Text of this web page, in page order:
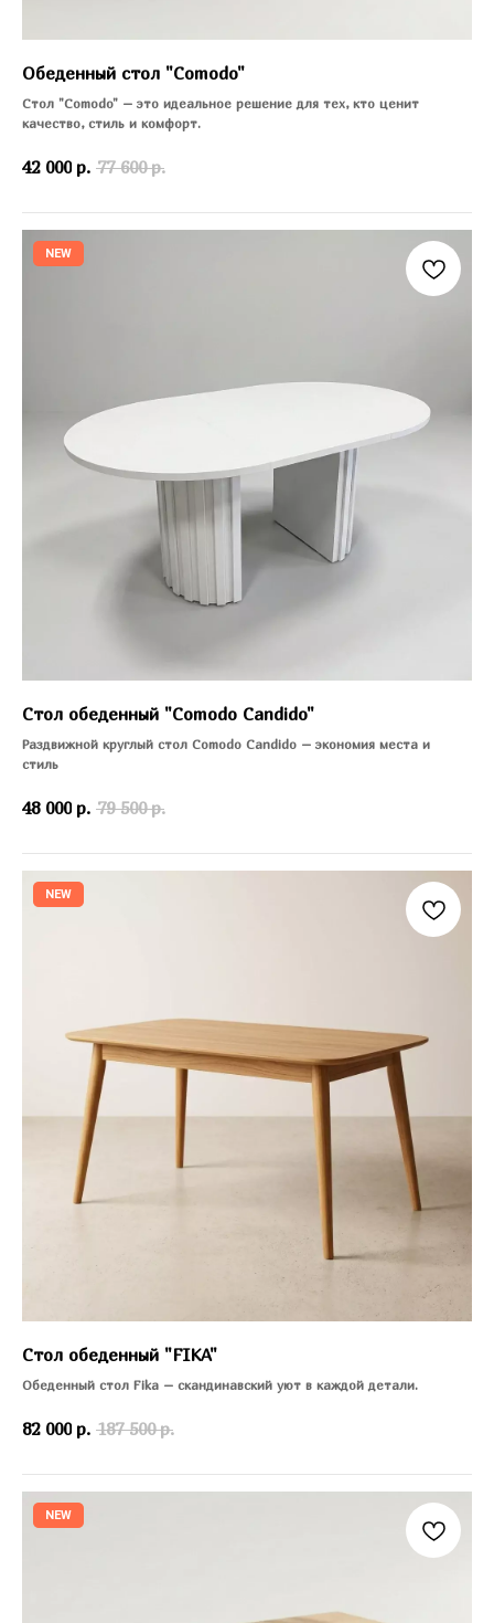
Обеденный стол "Comodo"
Стол "Comodo" – это идеальное решение для тех, кто ценит
качество, стиль и комфорт.
42 000 р. 77 600 р.
NEW
Стол обеденный "Comodo Candido"
Раздвижной круглый стол Comodo Candido – экономия места и
стиль
48 000 р. 79 500 р.
NEW
Стол обеденный "FIKA"
Обеденный стол Fika – скандинавский уют в каждой детали.
82 000 р. 187 500 р.
NEW